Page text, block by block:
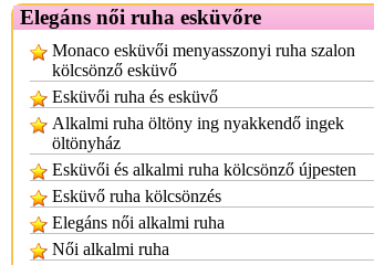
Elegáns női ruha esküvőre
Monaco esküvői menyasszonyi ruha szalon
kölcsönző esküvő
Esküvői ruha és esküvő
Alkalmi ruha öltöny ing nyakkendő ingek
öltönyház
Esküvői és alkalmi ruha kölcsönző újpesten
Esküvő ruha kölcsönzés
Elegáns női alkalmi ruha
Női alkalmi ruha